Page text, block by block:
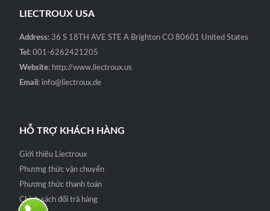
LIECTROUX USA
Address: 36 S 18TH AVE STE A Brighton CO 80601 United States
Tel : 001-6262421205
Website: http://www.liectroux.us
Email : info@liectroux.de
HỖ TRỢ KHÁCH HÀNG
Giới thiệu Liectroux
Phương thức vận chuyển
Phương thức thanh toán
Chính sách đổi trả hàng